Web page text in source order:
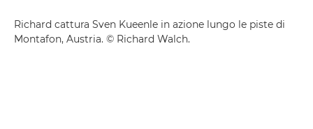
Richard cattura Sven Kueenle in azione lungo le piste di
Montafon, Austria. © Richard Walch.